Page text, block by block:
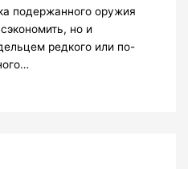
подержанного оружия
но и
редкого или по-